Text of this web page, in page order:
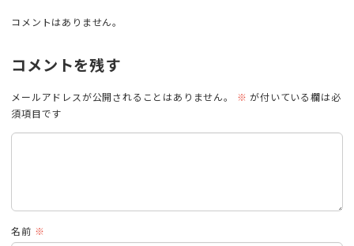
コメントはありません。
コメントを残す
メールアドレスが公開されることはありません。 ※ が付いている欄は必
須項目です
名前 ※